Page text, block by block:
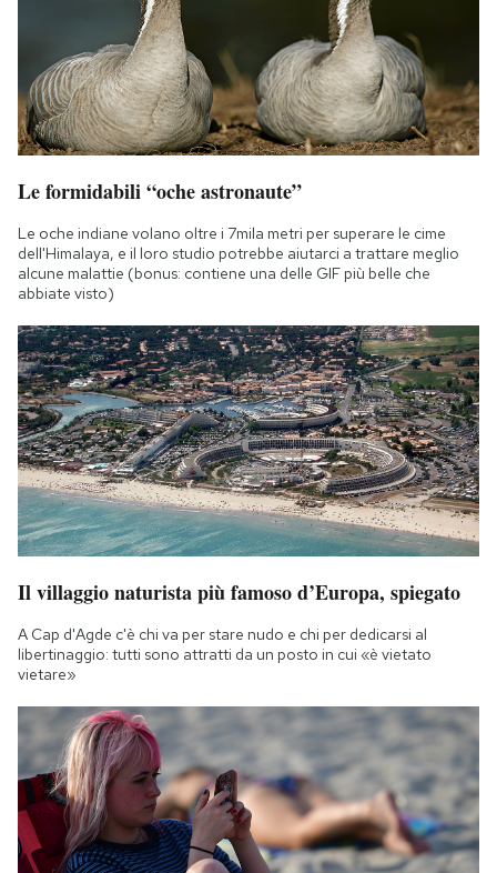
Le formidabili “oche astronaute”
Le oche indiane volano oltre i 7mila metri per superare le cime
dell'Himalaya, e il loro studio potrebbe aiutarci a trattare meglio
alcune malattie (bonus: contiene una delle GIF più belle che
abbiate visto)
Il villaggio naturista più famoso d’Europa, spiegato
A Cap d'Agde c'è chi va per stare nudo e chi per dedicarsi al
libertinaggio: tutti sono attratti da un posto in cui «è vietato
vietare»